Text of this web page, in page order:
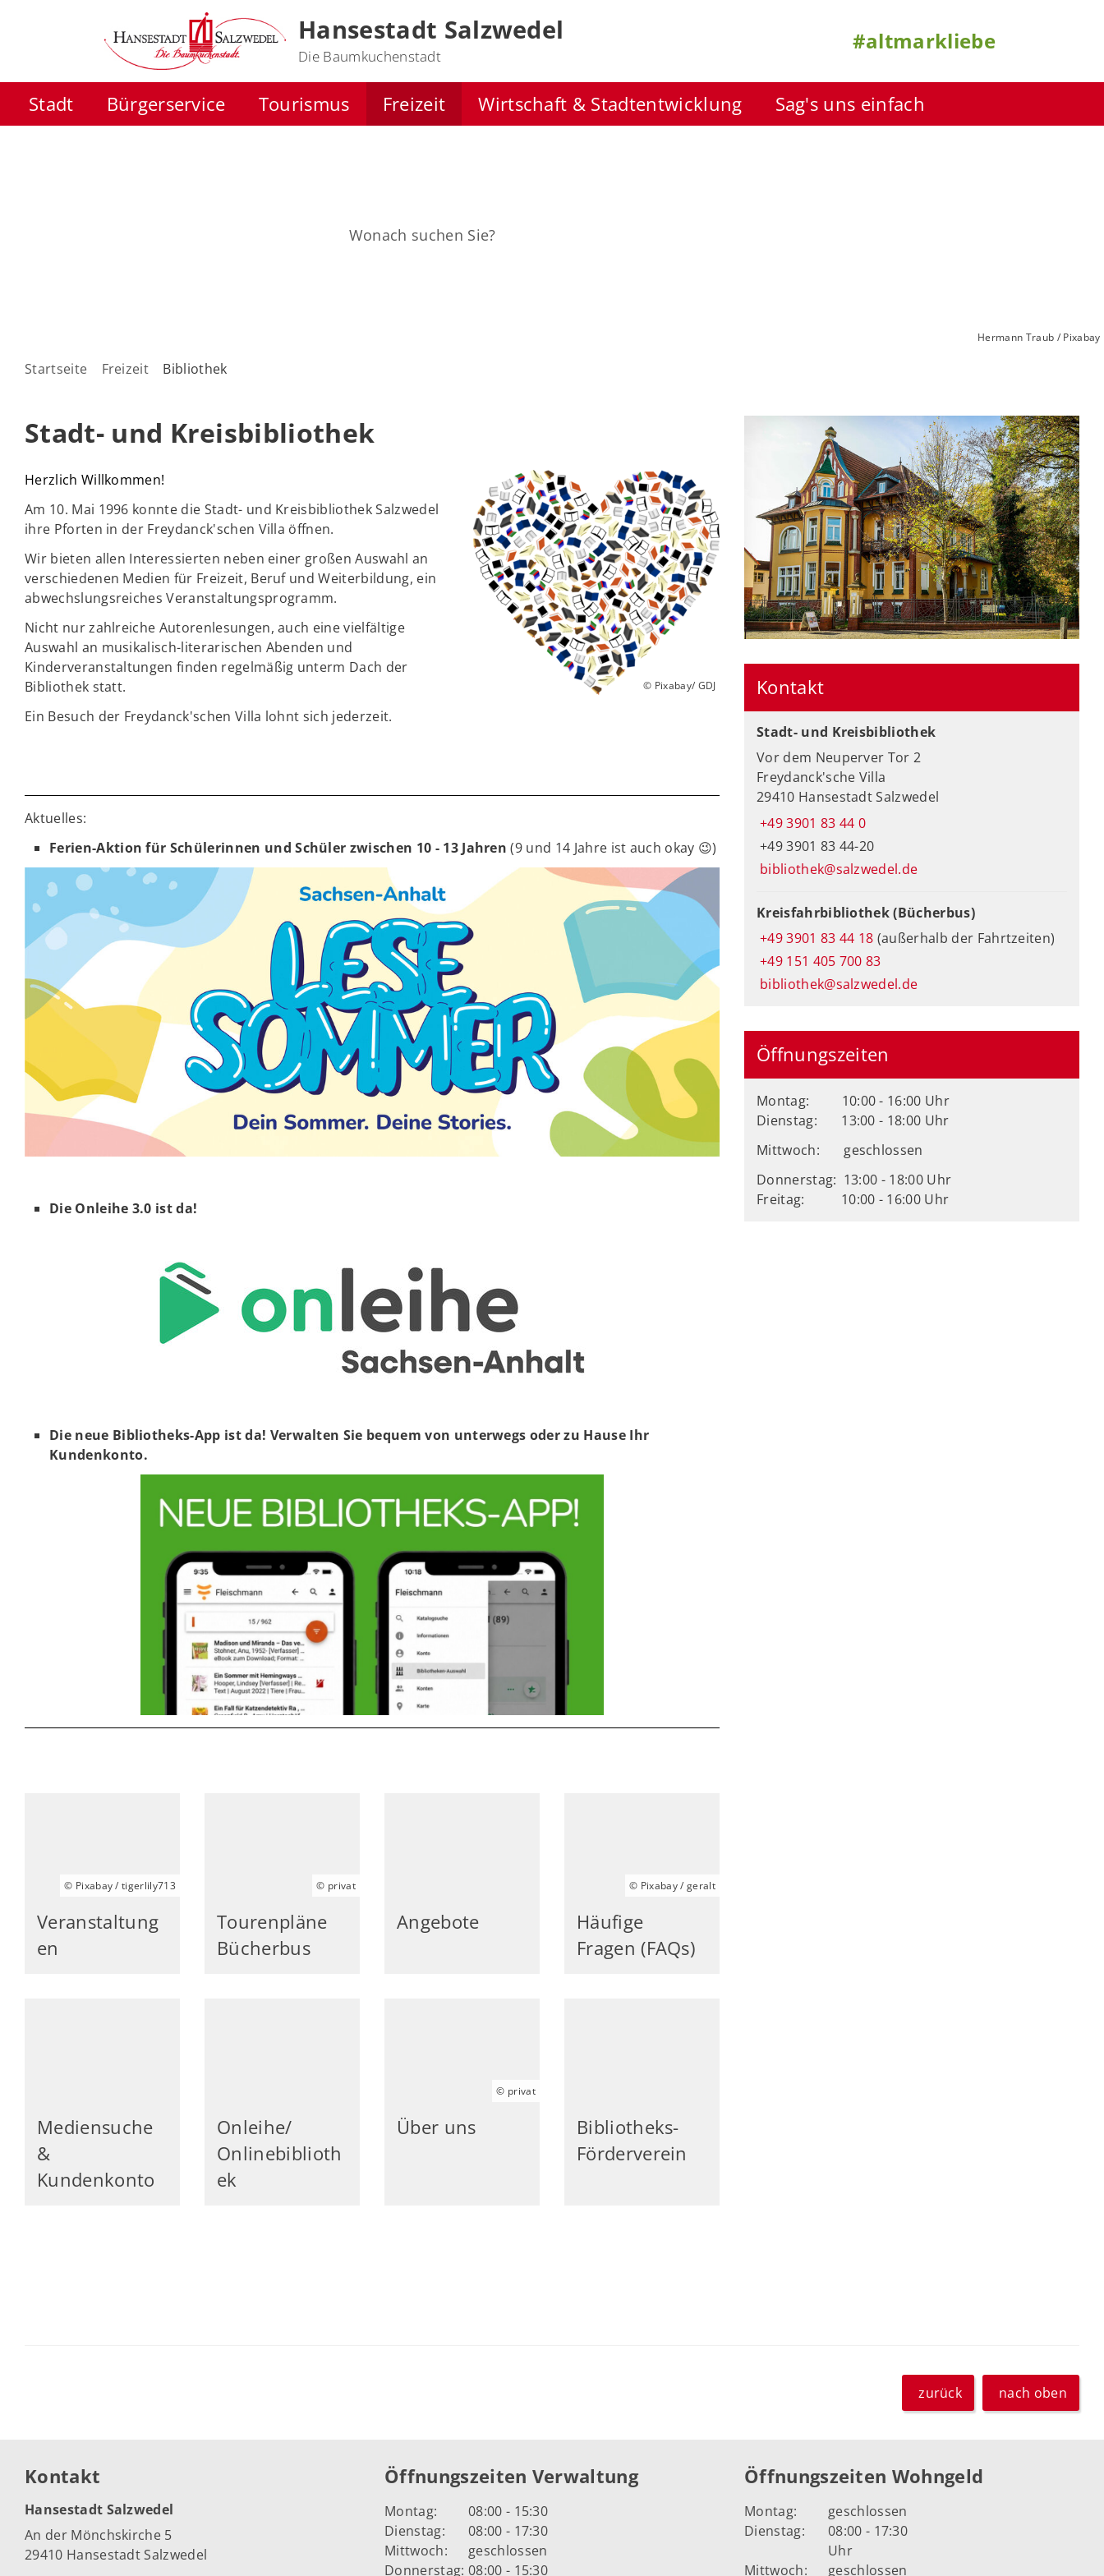
Hansestadt Salzwedel
Die Baumkuchenstadt
#altmarkliebe
Stadt Bürgerservice Tourismus Freizeit Wirtschaft & Stadtentwicklung Sag's uns einfach
Hermann Traub / Pixabay
Startseite Freizeit Bibliothek
Stadt- und Kreisbibliothek
© Pixabay/ GDJ
Herzlich Willkommen!
Am 10. Mai 1996 konnte die Stadt- und Kreisbibliothek Salzwedel
ihre Pforten in der Freydanck'schen Villa öffnen.
Wir bieten allen Interessierten neben einer großen Auswahl an
verschiedenen Medien für Freizeit, Beruf und Weiterbildung, ein
abwechslungsreiches Veranstaltungsprogramm.
Nicht nur zahlreiche Autorenlesungen, auch eine vielfältige
Auswahl an musikalisch-literarischen Abenden und
Kinderveranstaltungen finden regelmäßig unterm Dach der
Bibliothek statt.
Ein Besuch der Freydanck'schen Villa lohnt sich jederzeit.
Aktuelles:
Ferien-Aktion für Schülerinnen und Schüler zwischen 10 - 13 Jahren (9 und 14 Jahre ist auch okay 😉)
Die Onleihe 3.0 ist da!
Die neue Bibliotheks-App ist da! Verwalten Sie bequem von unterwegs oder zu Hause Ihr
Kundenkonto.
© Pixabay / tigerlily713
Veranstaltung
en
© privat
Tourenpläne
Bücherbus
Angebote
© Pixabay / geralt
Häufige
Fragen (FAQs)
Mediensuche
&
Kundenkonto
Onleihe/
Onlinebiblioth
ek
© privat
Über uns
Bibliotheks-
Förderverein
Kontakt
Stadt- und Kreisbibliothek
Vor dem Neuperver Tor 2
Freydanck'sche Villa
29410 Hansestadt Salzwedel
+49 3901 83 44 0
+49 3901 83 44-20
bibliothek@salzwedel.de
Kreisfahrbibliothek (Bücherbus)
+49 3901 83 44 18 (außerhalb der Fahrtzeiten)
+49 151 405 700 83
bibliothek@salzwedel.de
Öffnungszeiten
Montag:
10:00 - 16:00 Uhr
Dienstag:
13:00 - 18:00 Uhr
Mittwoch:
geschlossen
Donnerstag: 13:00 - 18:00 Uhr
Freitag:
10:00 - 16:00 Uhr
zurück nach oben
Kontakt
Hansestadt Salzwedel
An der Mönchskirche 5
29410 Hansestadt Salzwedel
Öffnungszeiten Verwaltung
Montag:
08:00 - 15:30
Dienstag:
08:00 - 17:30
Mittwoch:
geschlossen
Donnerstag: 08:00 - 15:30
Öffnungszeiten Wohngeld
Montag:
geschlossen
Dienstag:
08:00 - 17:30
Uhr
Mittwoch:
geschlossen